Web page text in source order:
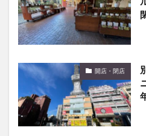
開店・閉店